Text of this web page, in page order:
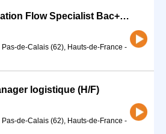
Alternance Automation Flow Specialist Bac+5 (H/F)
de-Calais (62), Hauts-de-France -
logistique (H/F)
de-Calais (62), Hauts-de-France -